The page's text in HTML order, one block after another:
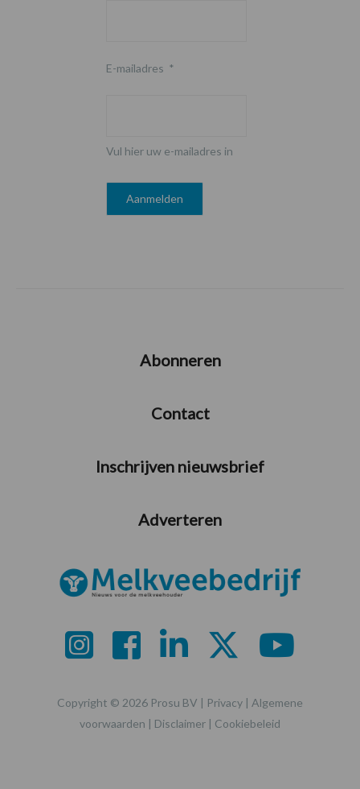
E-mailadres *
Vul hier uw e-mailadres in
Abonneren
Contact
Inschrijven nieuwsbrief
Adverteren
Copyright © 2026 Prosu BV | Privacy | Algemene
voorwaarden | Disclaimer | Cookiebeleid